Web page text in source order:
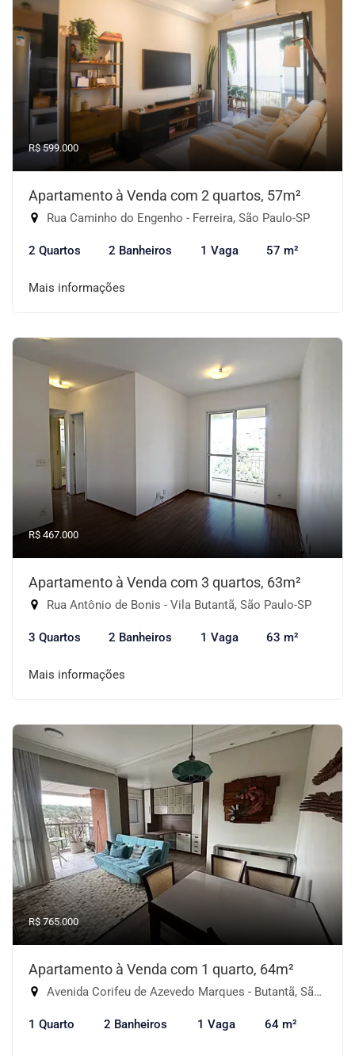
R$ 599.000
Apartamento à Venda com 2 quartos, 57m²
Rua Caminho do Engenho - Ferreira, São Paulo-SP
2 Quartos 2 Banheiros 1 Vaga 57 m²
Mais informações
R$ 467.000
Apartamento à Venda com 3 quartos, 63m²
Rua Antônio de Bonis - Vila Butantã, São Paulo-SP
3 Quartos 2 Banheiros 1 Vaga 63 m²
Mais informações
R$ 765.000
Apartamento à Venda com 1 quarto, 64m²
Avenida Corifeu de Azevedo Marques - Butantã, São Paulo-SP
1 Quarto 2 Banheiros 1 Vaga 64 m²